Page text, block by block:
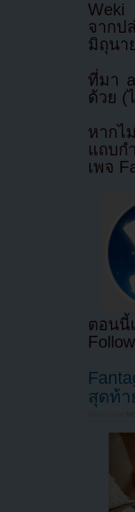
Weki
จากป
มิถุนา
ที่มา
ด้วย (
หากไ
แถบก
เพจ
ตอนนี้
สุดท้า